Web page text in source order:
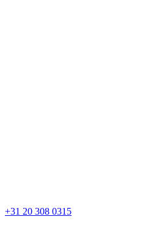
+31 20 308 0315